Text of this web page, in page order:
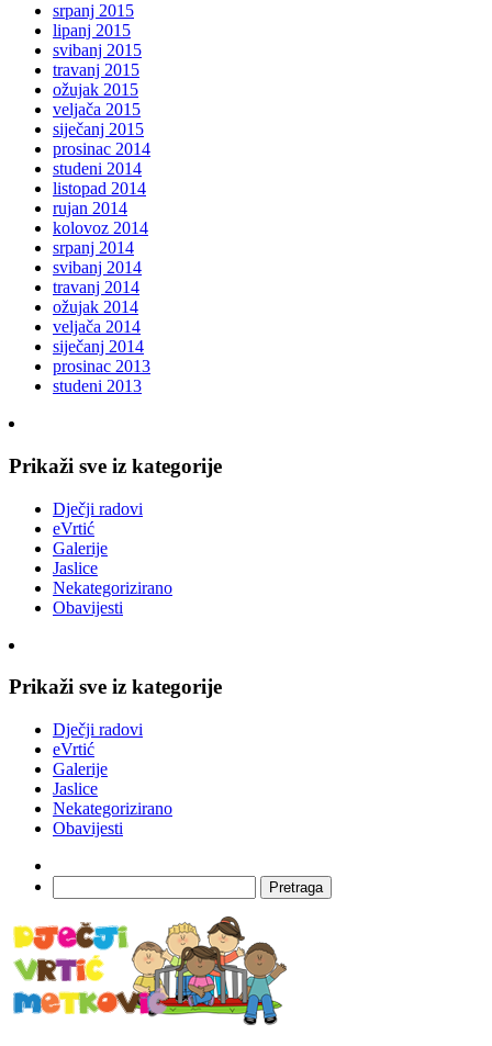
srpanj 2015
lipanj 2015
svibanj 2015
travanj 2015
ožujak 2015
veljača 2015
siječanj 2015
prosinac 2014
studeni 2014
listopad 2014
rujan 2014
kolovoz 2014
srpanj 2014
svibanj 2014
travanj 2014
ožujak 2014
veljača 2014
siječanj 2014
prosinac 2013
studeni 2013
Prikaži sve iz kategorije
Dječji radovi
eVrtić
Galerije
Jaslice
Nekategorizirano
Obavijesti
Prikaži sve iz kategorije
Dječji radovi
eVrtić
Galerije
Jaslice
Nekategorizirano
Obavijesti